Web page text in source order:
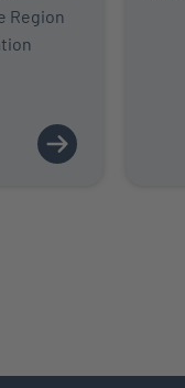
Region